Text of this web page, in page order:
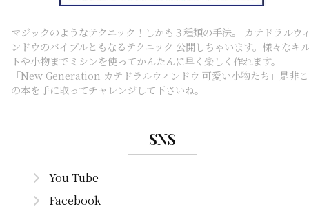
マジックのようなテクニック！しかも３種類の手法。 カテドラルウ
ンドウのバイブルともなるテクニック 公開しちゃいます。様々なキ
トや小物までミシンを使ってかんたんに早く楽しく作れます。
「New Generation カテドラルウィンドウ 可愛い小物たち」是非こ
の本を手に取ってチャレンジして下さいね。
SNS
You Tube
Facebook